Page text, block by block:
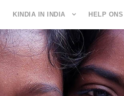
KINDIA IN INDIA HELP